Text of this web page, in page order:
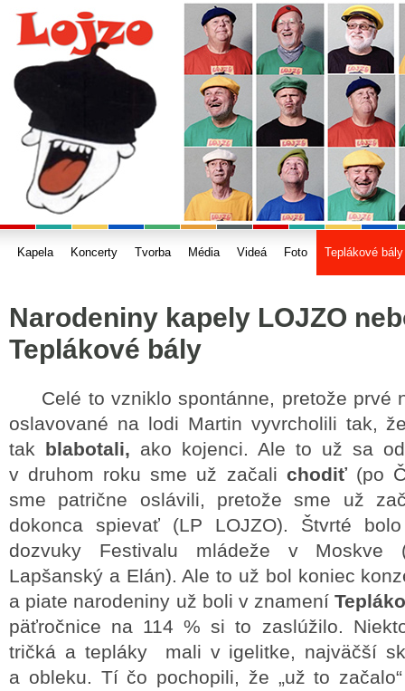
Kapela Koncerty Tvorba Média Videá Foto Teplákové bály
Narodeniny kapely LOJZO
Teplákové bály
Celé to vzniklo spontánne, pretože prvé
oslavované na lodi Martin vyvrcholili tak,
tak blabotali, ako kojenci. Ale to už sa
v druhom roku sme už začali chodiť (po
sme patrične oslávili, pretože sme už
dokonca spievať (LP LOJZO). Štvrté
dozvuky Festivalu mládeže v Moskve
Lapšanský a Elán). Ale to už bol koniec
a piate narodeniny už boli v znamení
päťročnice na 114 % si to zaslúžilo.
tričká a tepláky mali v igelitke, najväčší
a obleku. Tí čo pochopili, že „už to